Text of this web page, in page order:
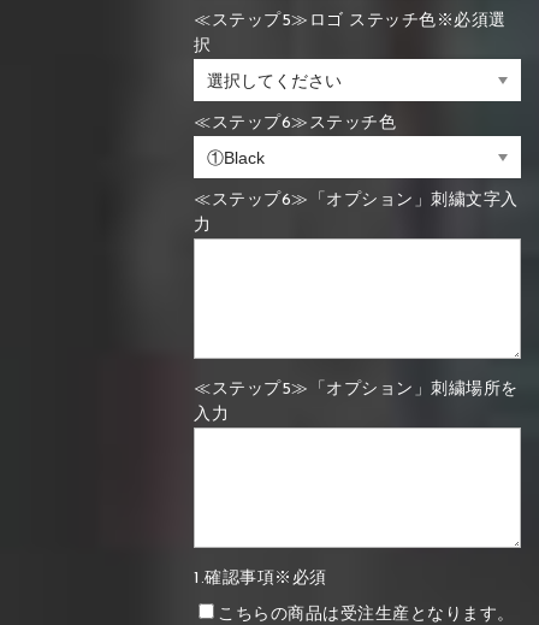
≪ステップ5≫ロゴ ステッチ色※必須選
択
≪ステップ6≫ステッチ色
≪ステップ6≫「オプション」刺繍文字入
力
≪ステップ5≫「オプション」刺繍場所を
入力
1.確認事項※必須
こちらの商品は受注生産となります。